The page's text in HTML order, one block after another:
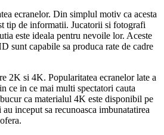
ecranelor. Din simplul motiv ca acesta
tip de informatii. Jucatorii si fotografi
este ideala pentru nevoile lor. Aceste
sunt capabile sa produca rate de cadre
2K si 4K. Popularitatea ecranelor late a
ce in ce mai multi spectatori cauta
ca materialul 4K este disponibil pe
inceput sa recunoasca imbunatatirea